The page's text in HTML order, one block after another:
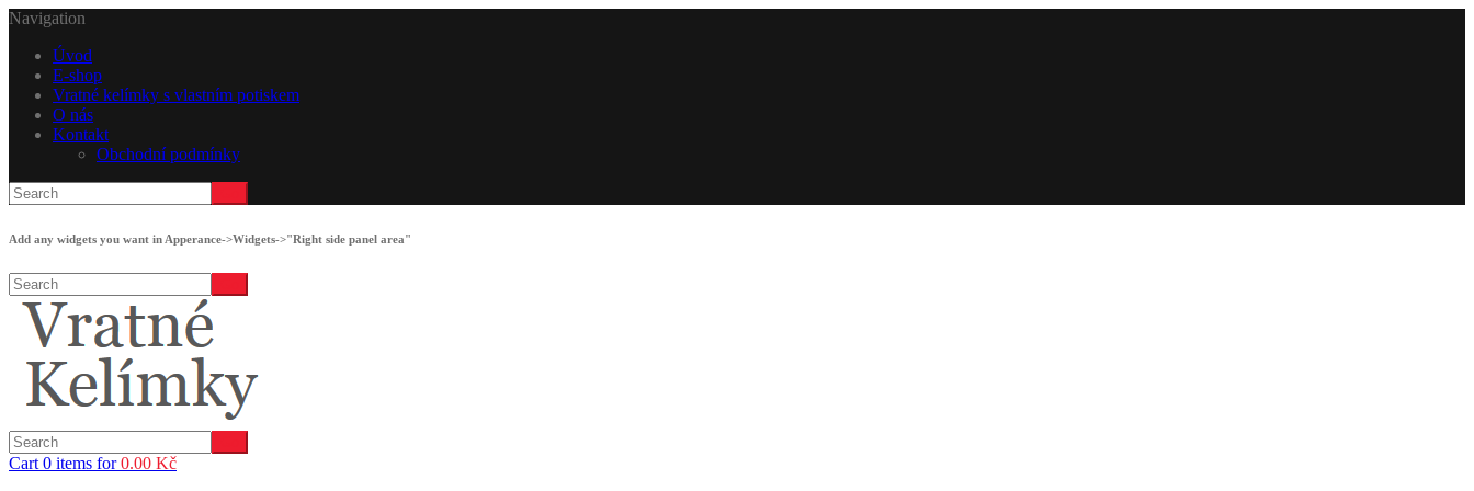
Navigation
Úvod
E-shop
Vratné kelímky s vlastním potiskem
O nás
Kontakt
Obchodní podmínky
Add any widgets you want in Apperance->Widgets->"Right side panel area"
Cart 0 items for0.00 Kč